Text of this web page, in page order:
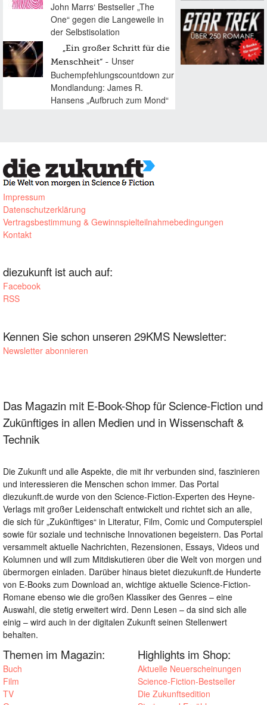
John Marrs‘ Bestseller „The
One“ gegen die Langeweile in
der Selbstisolation
„Ein großer Schritt für die
Menschheit“
Unser
Buchempfehlungscountdown zur
Mondlandung: James R.
Hansens „Aufbruch zum Mond“
Impressum
Datenschutzerklärung
Vertragsbestimmung & Gewinnspielteilnahmebedingungen
Kontakt
diezukunft ist auch auf:
Facebook
RSS
Kennen Sie schon unseren 29KMS Newsletter:
Newsletter abonnieren
Das Magazin mit E-Book-Shop für Science-Fiction und
Zukünftiges in allen Medien und in Wissenschaft &
Technik
Die Zukunft und alle Aspekte, die mit ihr verbunden sind, faszinieren
und interessieren die Menschen schon immer. Das Portal
diezukunft.de wurde von den Science-Fiction-Experten des Heyne-
Verlags mit großer Leidenschaft entwickelt und richtet sich an alle,
die sich für „Zukünftiges“ in Literatur, Film, Comic und Computerspiel
sowie für soziale und technische Innovationen begeistern. Das Portal
versammelt aktuelle Nachrichten, Rezensionen, Essays, Videos und
Kolumnen und will zum Mitdiskutieren über die Welt von morgen und
übermorgen einladen. Darüber hinaus bietet diezukunft.de Hunderte
von E-Books zum Download an, wichtige aktuelle Science-Fiction-
Romane ebenso wie die großen Klassiker des Genres – eine
Auswahl, die stetig erweitert wird. Denn Lesen – da sind sich alle
einig – wird auch in der digitalen Zukunft seinen Stellenwert
behalten.
Themen im Magazin:
Buch
Film
TV
Highlights im Shop:
Aktuelle Neuerscheinungen
Science-Fiction-Bestseller
Die Zukunftsedition